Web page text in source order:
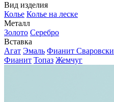
Вид изделия
Колье Колье на леске
Металл
Золото Серебро
Вставка
Агат Эмаль Фианит Сваровски
Фианит Топаз Жемчуг